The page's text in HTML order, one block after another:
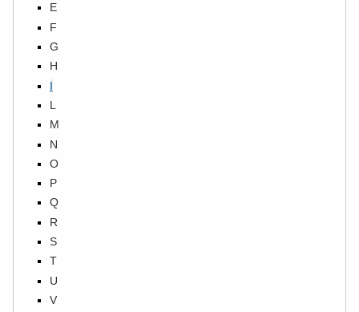
E
F
G
H
I
L
M
N
O
P
Q
R
S
T
U
V